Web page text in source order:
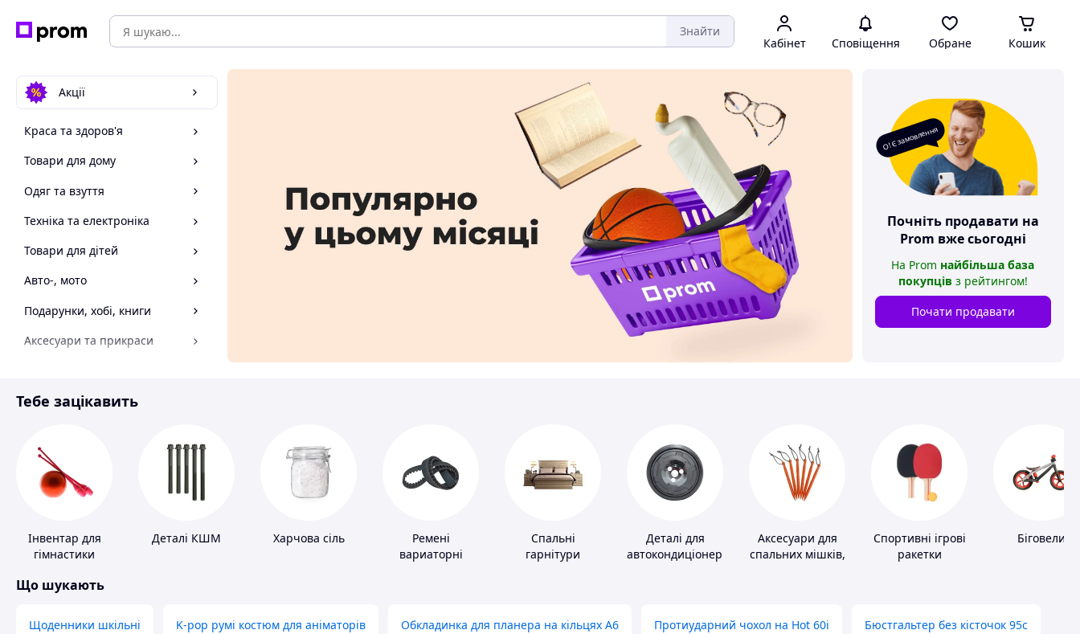
Знайти
Кабінет Сповіщення Обране Кошик
Акції
Краса та здоров'я
Товари для дому
Одяг та взуття
Техніка та електроніка
Товари для дітей
Авто-, мото
Подарунки, хобі, книги
Аксесуари та прикраси
Спорт і відпочинок
О! Є замовлення
Почніть продавати на
Prom вже сьогодні
На Prom найбільша база
покупців з рейтингом!
Почати продавати
Тебе зацікавить
Інвентар для
гімнастики
Деталі КШМ Харчова сіль
Ремені
вариаторні
Спальні
гарнітури
Деталі для
автокондиціонерів
Аксесуари для
спальних мішків,
Спортивні ігрові
ракетки
Біговели
Що шукають
Щоденники шкільні K-pop румі костюм для аніматорів Обкладинка для планера на кільцях А6 Протиударний чохол на Hot 60i Бюстгальтер без кісточок 95с